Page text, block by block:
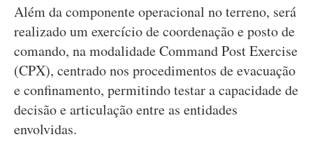
Além da componente operacional no terreno, será
realizado um exercício de coordenação e posto de
comando, na modalidade Command Post Exercise
(CPX), centrado nos procedimentos de evacuação
e confinamento, permitindo testar a capacidade de
decisão e articulação entre as entidades
envolvidas.